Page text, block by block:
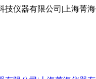
技仪器有限公司|上海菁